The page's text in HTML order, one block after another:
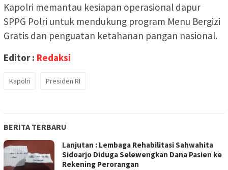
Kapolri memantau kesiapan operasional dapur
SPPG Polri untuk mendukung program Menu Bergizi
Gratis dan penguatan ketahanan pangan nasional.
Editor : Redaksi
Kapolri Presiden RI
BERITA TERBARU
Lanjutan : Lembaga Rehabilitasi Sahwahita
Sidoarjo Diduga Selewengkan Dana Pasien ke
Rekening Perorangan